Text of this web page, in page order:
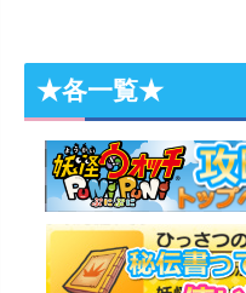
★各一覧★